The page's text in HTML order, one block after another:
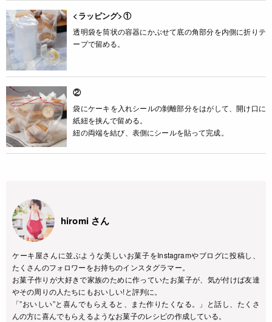
<ラッピング>①
透明袋を筒状の容器にかぶせて底の角部分を内側に折りテ
ープで留める。
②
袋にケーキを入れシールの剝離部分をはがして、開け口に
紙紐を挟んで留める。
紐の両端を結び、表側にシールを貼って完成。
hiromi さん
ケーキ屋さんに並ぶような美しいお菓子をInstagramやブログに投稿し、
たくさんのフォロワーをお持ちのインスタグラマー。
お菓子作りが大好きで家族のために作っていたお菓子が、気が付けば友達
やその周りの人たちにもおいしい!と評判に。
「”おいしい”と喜んでもらえると、また作りたくなる。」と話し、たくさ
んの方に喜んでもらえるようなお菓子のレシピの作成している。